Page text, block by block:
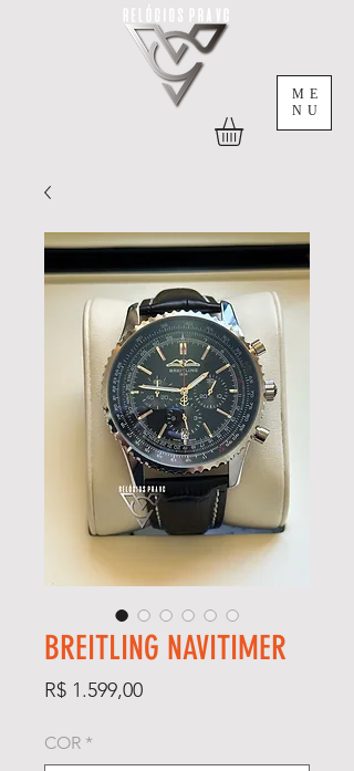
ME
NU
BREITLING NAVITIMER
R$ 1.599,00Preço
COR *